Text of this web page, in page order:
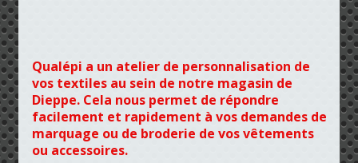
Qualépi a un atelier de personnalisation de
vos textiles au sein de notre magasin de
Dieppe. Cela nous permet de répondre
facilement et rapidement à vos demandes de
marquage ou de broderie de vos vêtements
ou accessoires.